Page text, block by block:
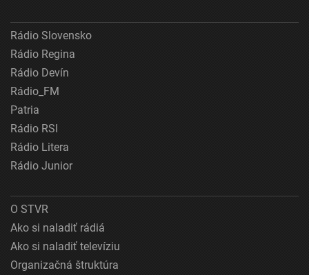
Rádio Slovensko
Rádio Regina
Rádio Devín
Rádio_FM
Patria
Rádio RSI
Rádio Litera
Rádio Junior
O STVR
Ako si naladiť rádiá
Ako si naladiť televíziu
Organizačná štruktúra